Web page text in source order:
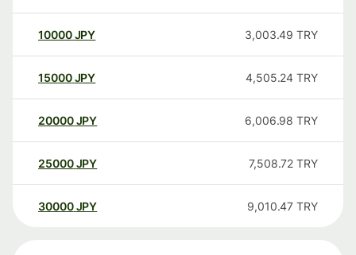
10000 JPY 3,003.49 TRY
15000 JPY 4,505.24 TRY
20000 JPY 6,006.98 TRY
25000 JPY 7,508.72 TRY
30000 JPY 9,010.47 TRY